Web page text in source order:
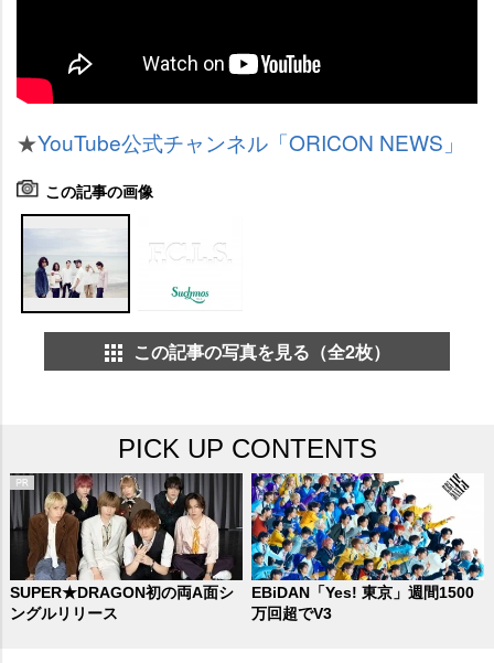
★YouTube公式チャンネル「ORICON NEWS」
この記事の画像
この記事の写真を見る（全2枚）
PICK UP CONTENTS
SUPER★DRAGON初の両A面シ
ングルリリース
EBiDAN「Yes! 東京」週間1500
万回超でV3